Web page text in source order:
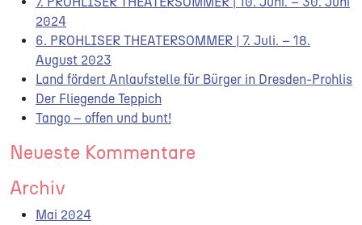
2024
6. PROHLISER THEATERSOMMER | 7. Juli. – 18.
August 2023
Land fördert Anlaufstelle für Bürger in Dresden-Prohlis
Der Fliegende Teppich
Tango – offen und bunt!
Neueste Kommentare
Archiv
Mai 2024